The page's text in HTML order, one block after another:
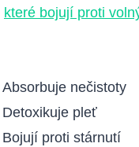
které bojují proti
Absorbuje nečistoty
Detoxikuje pleť
Bojují proti stárnutí